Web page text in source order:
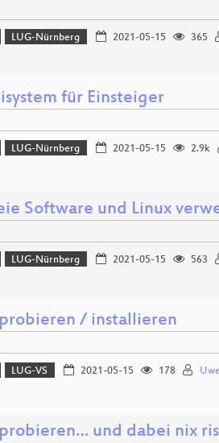
LUG-Nürnberg 2021-05-15 365
für Einsteiger
LUG-Nürnberg 2021-05-15 2.9k
Software und Linux
LUG-Nürnberg 2021-05-15 563
/ installieren
LUG-VS 2021-05-15 178
und dabei nix